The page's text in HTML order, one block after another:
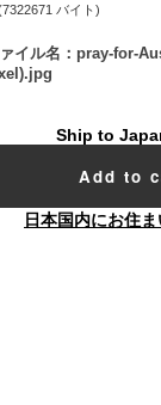
バイト)
イル名：pray-for-
Ship to
Add to
日本国内にお住